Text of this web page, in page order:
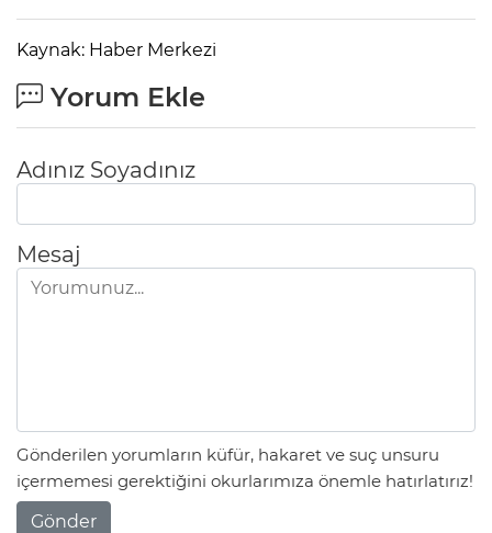
Kaynak: Haber Merkezi
Yorum Ekle
Adınız Soyadınız
Mesaj
Gönderilen yorumların küfür, hakaret ve suç unsuru
içermemesi gerektiğini okurlarımıza önemle hatırlatırız!
Gönder